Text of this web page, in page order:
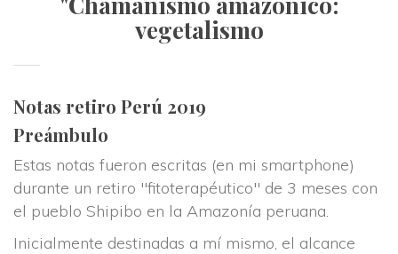
vegetalismo
Notas retiro Perú 2019
Preámbulo
Estas notas fueron escritas (en mi smartphone)
durante un retiro "fitoterapéutico" de 3 meses con
el pueblo Shipibo en la Amazonía peruana.
Inicialmente destinadas a mí mismo, el alcance